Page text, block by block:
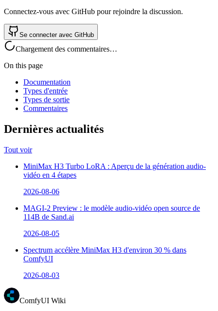
Connectez-vous avec GitHub pour rejoindre la discussion.
Se connecter avec GitHub
Chargement des commentaires…
On this page
Documentation
Types d'entrée
Types de sortie
Commentaires
Dernières actualités
Tout voir
MiniMax H3 Turbo LoRA : Aperçu de la génération audio-
vidéo en 4 étapes
2026-08-06
MAGI-2 Preview : le modèle audio-vidéo open source de
114B de Sand.ai
2026-08-05
Spectrum accélère MiniMax H3 d'environ 30 % dans
ComfyUI
2026-08-03
ComfyUI Wiki